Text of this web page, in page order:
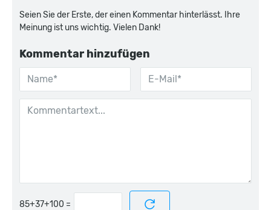
Seien Sie der Erste, der einen Kommentar hinterlässt. Ihre
Meinung ist uns wichtig. Vielen Dank!
Kommentar hinzufügen
=